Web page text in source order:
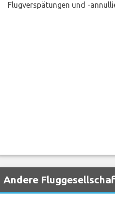
Flugverspätungen und -
Andere